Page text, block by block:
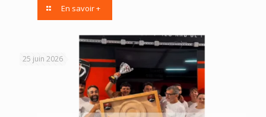
En savoir +
25 juin 2026